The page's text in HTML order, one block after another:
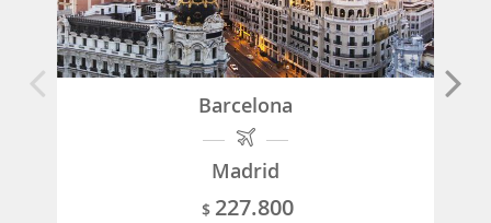
Barcelona
Madrid
$ 227.800